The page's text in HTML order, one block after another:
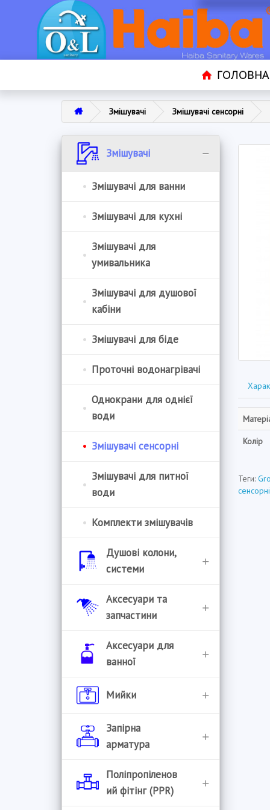
ГОЛОВНА
Змішувачі Змішувачі сенсорні
Змішувачі
Змішувачі для ванни
Змішувачі для кухні
Змішувачі для
умивальника
Змішувачі для душової
кабіни
Змішувачі для біде
Проточні водонагрівачі
Однокрани для однієї
води
Змішувачі сенсорні
Змішувачі для питної
води
Комплекти змішувачів
Душові колони,
системи
Душові колони
Комплектуючі для
Управління душовими
системами
Аксесуари та
запчастини
Аератори
Гнучкі гусаки
Гусаки
Картриджі
Аксесуари для
ванної
Єршики для унітазу
Бумагоутримувачі
Відра для сміття
Гачки для рушників
Мийки
Handmade
Мийки врізні
Запірна
арматура
Інструмент
Поліпропіленов
ий фітінг (PPR)
Колір
Теги:
сенсорні